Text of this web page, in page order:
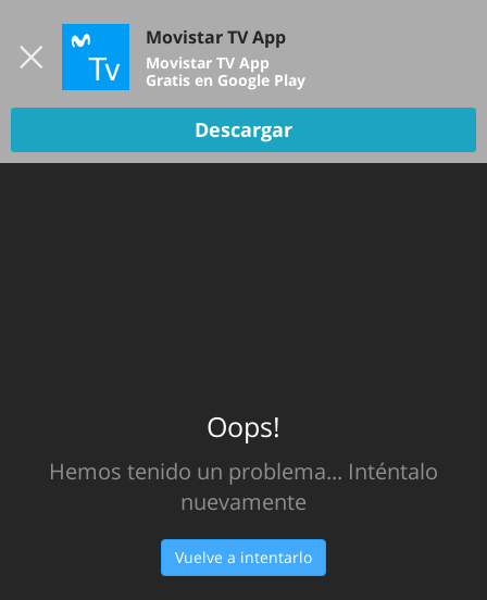
Oops!
Hemos tenido un problema... Inténtalo
nuevamente
Movistar TV App
Movistar TV App
Gratis en Google Play
Descargar